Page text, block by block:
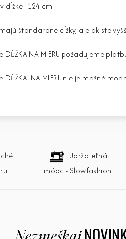
dĺžke: 124 cm
štandardné dĺžky, ale ak ste
DĹŽKA NA MIERU požadujeme
DĹŽKA NA MIERU nie je možné
Udržateľná
móda - Slowfashion